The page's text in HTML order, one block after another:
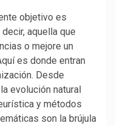
objetivo es
aquella que
o mejore un
es donde entran
Desde
evolución natural
y métodos
son la brújula